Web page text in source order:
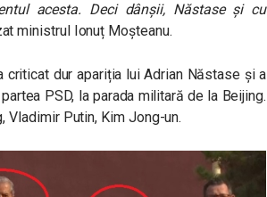
acesta. Deci dânșii, Năstase și cu
ministrul Ionuț Moșteanu.
criticat dur apariția lui Adrian Năstase și a
PSD, la parada militară de la Beijing.
Vladimir Putin, Kim Jong-un.